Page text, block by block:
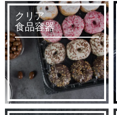
クリア
食品容器